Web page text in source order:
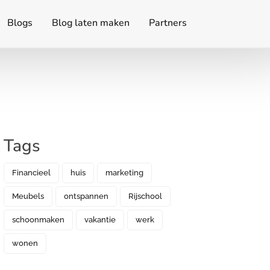
Blogs Blog laten maken Partners
Tags
Financieel huis marketing
Meubels ontspannen Rijschool
schoonmaken vakantie werk
wonen